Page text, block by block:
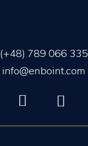
(+48) 789 066 335
info@enboint.com